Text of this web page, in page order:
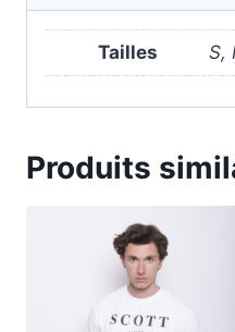
Tailles S,
Produits